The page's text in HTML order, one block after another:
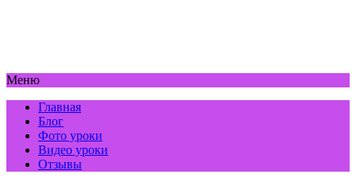
Меню
Главная
Блог
Фото уроки
Видео уроки
Отзывы